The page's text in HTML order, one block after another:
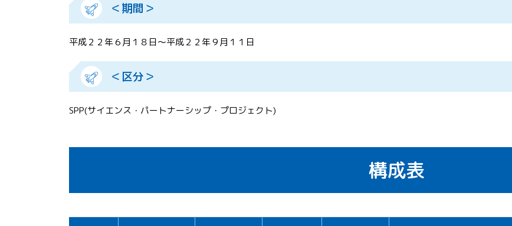
＜期間＞
平成２２年６月１８日～平成２２年９月１１日
＜区分＞
SPP(サイエンス・パートナーシップ・プロジェクト)
構成表